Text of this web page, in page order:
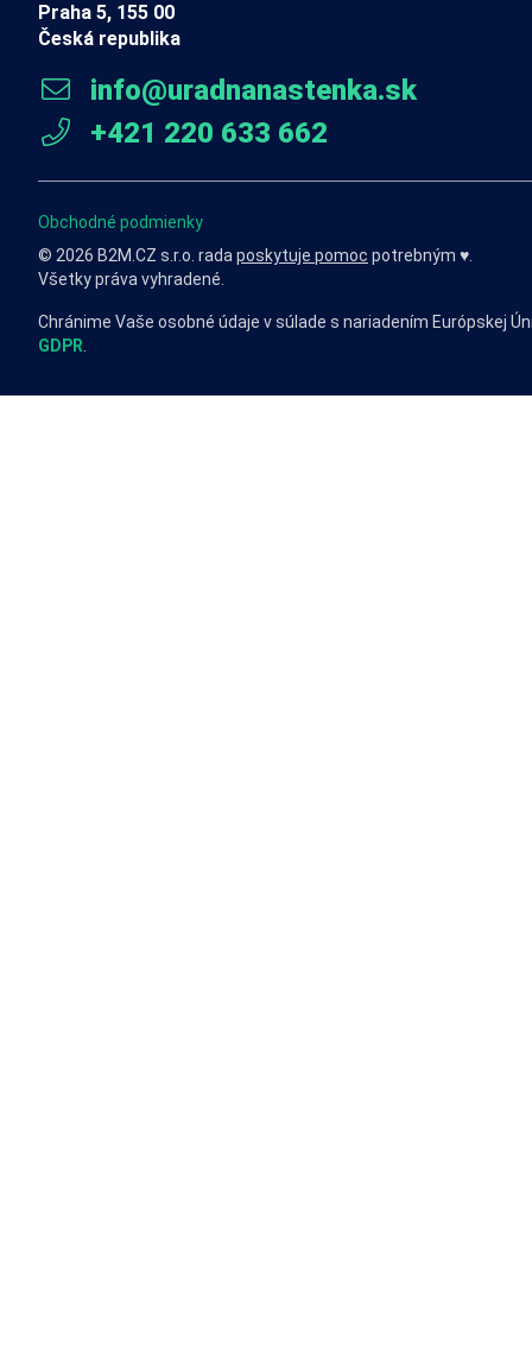
Praha 5, 155 00
Česká republika
info@uradnanastenka.sk
+421 220 633 662
Obchodné podmienky
© 2026 B2M.CZ s.r.o. rada poskytuje pomoc potrebným ♥️.
Všetky práva vyhradené.
Chránime Vaše osobné údaje v súlade s nariadením Európskej
GDPR